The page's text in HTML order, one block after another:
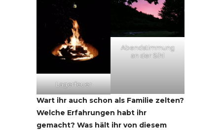
Lagerfeuer
Abendstimmung
an der Sihl
Wart ihr auch schon als Familie zelten?
Welche Erfahrungen habt ihr
gemacht? Was hält ihr von diesem